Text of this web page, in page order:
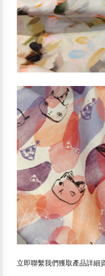
立即聯繫我們獲取產品詳細